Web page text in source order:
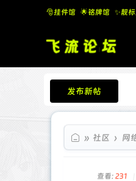
🎅挂件馆 🌟铭牌馆 ✨️靓
发布新帖
飞流论坛
» 社区 › 网
查看: 231